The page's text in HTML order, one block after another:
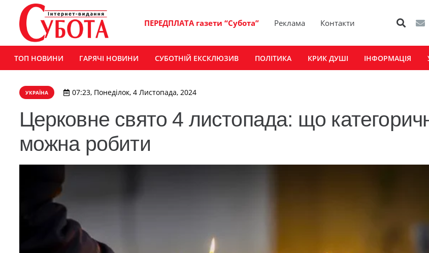
ПЕРЕДПЛАТА газети “Субота” Реклама Контакти
ТОП НОВИНИ ГАРЯЧІ НОВИНИ СУБОТНІЙ ЕКСКЛЮЗИВ ПОЛІТИКА КРИК ДУШІ ІНФОРМАЦІЯ
УКРАЇНА 07:23, Понеділок, 4 Листопада, 2024
Церковне свято 4 листопада: що
можна робити